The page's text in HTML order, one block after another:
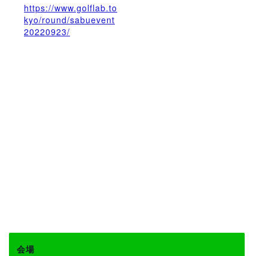
https://www.golflab.to
kyo/round/sabuevent
20220923/
会場